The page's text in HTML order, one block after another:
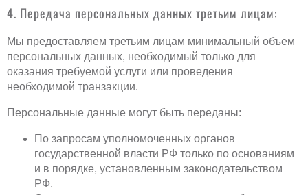
4. Передача персональных данных третьим лицам:
Мы предоставляем третьим лицам минимальный объем
персональных данных, необходимый только для
оказания требуемой услуги или проведения
необходимой транзакции.
Персональные данные могут быть переданы:
По запросам уполномоченных органов
государственной власти РФ только по основаниям
и в порядке, установленным законодательством
РФ.